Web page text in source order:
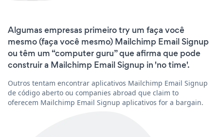
Algumas empresas primeiro try um faça você
mesmo (faça você mesmo) Mailchimp Email Signup
ou têm um “computer guru” que afirma que pode
construir a Mailchimp Email Signup in 'no time'.
Outros tentam encontrar aplicativos Mailchimp Email Signup
de código aberto ou companies abroad que claim to
oferecem Mailchimp Email Signup aplicativos for a bargain.